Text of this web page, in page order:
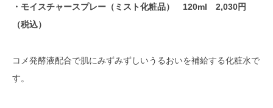
・モイスチャースプレー（ミスト化粧品） 120ml 2,030円
（税込）
コメ発酵液配合で肌にみずみずしいうるおいを補給する化粧水で
す。